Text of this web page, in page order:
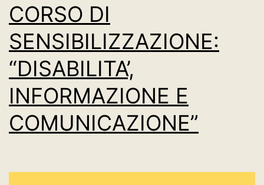
CORSO DI
SENSIBILIZZAZIONE:
“DISABILITA’,
INFORMAZIONE E
COMUNICAZIONE”